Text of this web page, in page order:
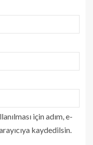
için adım, e-
kaydedilsin.